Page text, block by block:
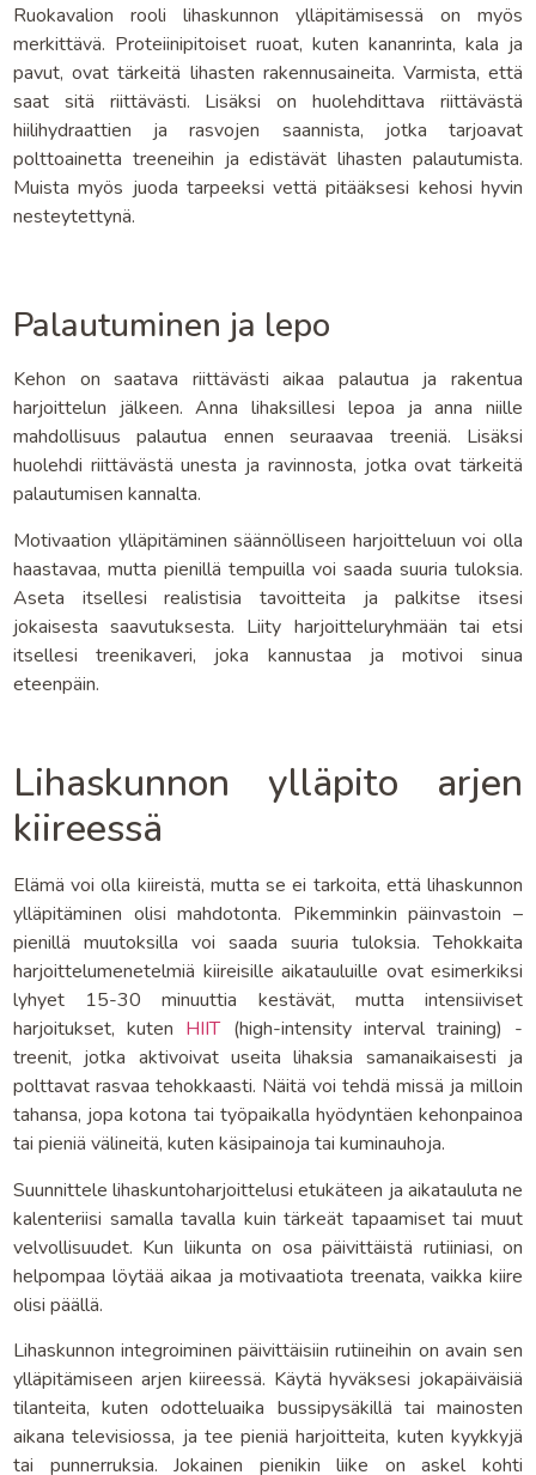
Ruokavalion rooli lihaskunnon ylläpitämisessä on myös
merkittävä. Proteiinipitoiset ruoat, kuten kananrinta, kala ja
pavut, ovat tärkeitä lihasten rakennusaineita. Varmista, että
saat sitä riittävästi. Lisäksi on huolehdittava riittävästä
hiilihydraattien ja rasvojen saannista, jotka tarjoavat
polttoainetta treeneihin ja edistävät lihasten palautumista.
Muista myös juoda tarpeeksi vettä pitääksesi kehosi hyvin
nesteytettynä.
Palautuminen ja lepo
Kehon on saatava riittävästi aikaa palautua ja rakentua
harjoittelun jälkeen. Anna lihaksillesi lepoa ja anna niille
mahdollisuus palautua ennen seuraavaa treeniä. Lisäksi
huolehdi riittävästä unesta ja ravinnosta, jotka ovat tärkeitä
palautumisen kannalta.
Motivaation ylläpitäminen säännölliseen harjoitteluun voi olla
haastavaa, mutta pienillä tempuilla voi saada suuria tuloksia.
Aseta itsellesi realistisia tavoitteita ja palkitse itsesi
jokaisesta saavutuksesta. Liity harjoitteluryhmään tai etsi
itsellesi treenikaveri, joka kannustaa ja motivoi sinua
eteenpäin.
Lihaskunnon ylläpito arjen
kiireessä
Elämä voi olla kiireistä, mutta se ei tarkoita, että lihaskunnon
ylläpitäminen olisi mahdotonta. Pikemminkin päinvastoin –
pienillä muutoksilla voi saada suuria tuloksia. Tehokkaita
harjoittelumenetelmiä kiireisille aikatauluille ovat esimerkiksi
lyhyet 15-30 minuuttia kestävät, mutta intensiiviset
harjoitukset, kuten HIIT(high-intensity interval training) -
treenit, jotka aktivoivat useita lihaksia samanaikaisesti ja
polttavat rasvaa tehokkaasti. Näitä voi tehdä missä ja milloin
tahansa, jopa kotona tai työpaikalla hyödyntäen kehonpainoa
tai pieniä välineitä, kuten käsipainoja tai kuminauhoja.
Suunnittele lihaskuntoharjoittelusi etukäteen ja aikatauluta ne
kalenteriisi samalla tavalla kuin tärkeät tapaamiset tai muut
velvollisuudet. Kun liikunta on osa päivittäistä rutiiniasi, on
helpompaa löytää aikaa ja motivaatiota treenata, vaikka kiire
olisi päällä.
Lihaskunnon integroiminen päivittäisiin rutiineihin on avain sen
ylläpitämiseen arjen kiireessä. Käytä hyväksesi jokapäiväisiä
tilanteita, kuten odotteluaika bussipysäkillä tai mainosten
aikana televisiossa, ja tee pieniä harjoitteita, kuten kyykkyjä
tai punnerruksia. Jokainen pienikin liike on askel kohti